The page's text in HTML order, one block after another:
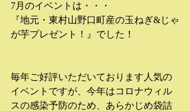
7月のイベントは・・・
『地元・東村山野口町産の玉ねぎ&じゃ
が芋プレゼント！』でした！
毎年ご好評いただいております人気の
イベントですが、今年はコロナウィル
スの感染予防のため、あらかじめ袋詰